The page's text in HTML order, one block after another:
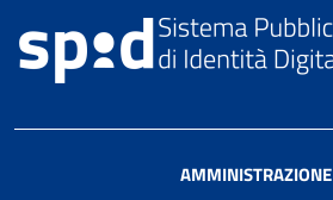
AMMINISTRAZIONE